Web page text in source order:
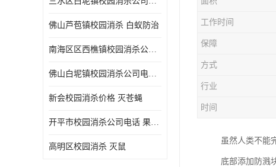
佛山芦苞镇校园消杀 白蚁防治
南海区区西樵镇校园消杀公司 害虫防治
佛山白坭镇校园消杀公司电话 除四害
新会校园消杀价格 灭苍蝇
开平市校园消杀公司电话 果蝇防治
高明区校园消杀 灭鼠
工作时间
保障
方式
行业
时间
虽然人类不能
底部添加防溅